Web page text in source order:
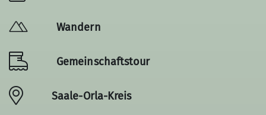
Wandern
Gemeinschaftstour
Saale-Orla-Kreis